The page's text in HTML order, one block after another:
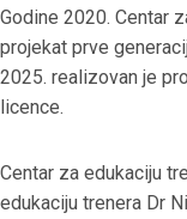
Godine 2020. Centar
projekat prve
2025. realizovan je
licence.
Centar za edukaciju
edukaciju trenera Dr